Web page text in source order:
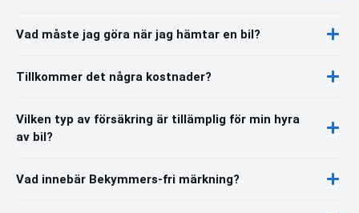
Vad måste jag göra när jag hämtar en bil?
Tillkommer det några kostnader?
Vilken typ av försäkring är tillämplig för min hyra
av bil?
Vad innebär Bekymmers-fri märkning?